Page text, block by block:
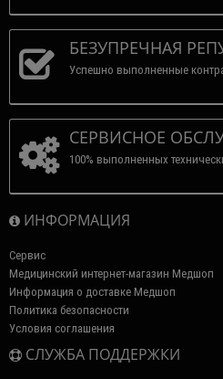
БЕЗУПРЕЧНАЯ
Успешно выполненные
СЕРВИСНОЕ
100% выполненных
ИНФОРМАЦИЯ
Сервис
Медицинский интернет-магазин Медшоп
Информация о доставке Медшоп
Политика безопасности
Условия соглашения
СЛУЖБА ПОДДЕРЖКИ